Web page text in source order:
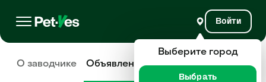
Войти
О заводчике Объявления Отзывы
Выберите город
Выбрать